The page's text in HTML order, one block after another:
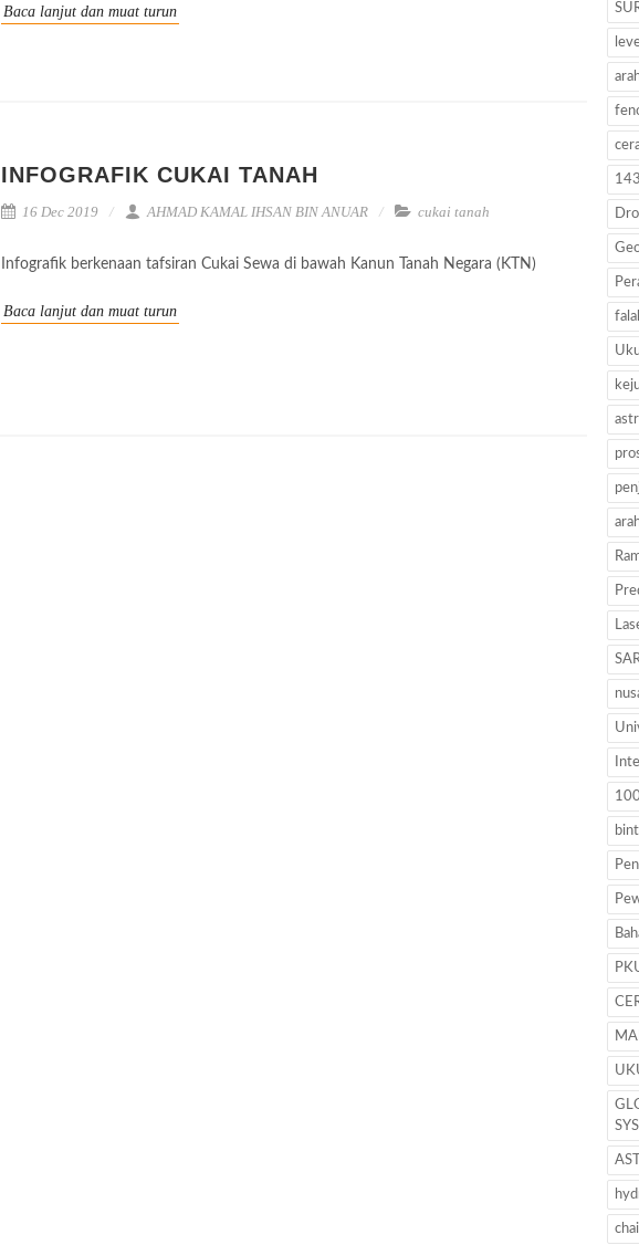
Baca lanjut dan muat turun
INFOGRAFIK CUKAI TANAH
16 Dec 2019 AHMAD KAMAL IHSAN BIN ANUAR cukai tanah
Infografik berkenaan tafsiran Cukai Sewa di bawah Kanun Tanah Negara (KTN)
Baca lanjut dan muat turun